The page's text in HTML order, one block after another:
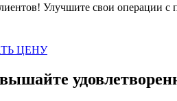
Улучшите свои операции
ЦЕНУ